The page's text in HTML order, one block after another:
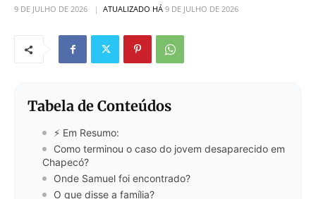
9 DE JULHO DE 2026 ATUALIZADO HÁ 9 DE JULHO DE 2026
Tabela de Conteúdos
⚡ Em Resumo:
Como terminou o caso do jovem desaparecido em
Chapecó?
Onde Samuel foi encontrado?
O que disse a família?